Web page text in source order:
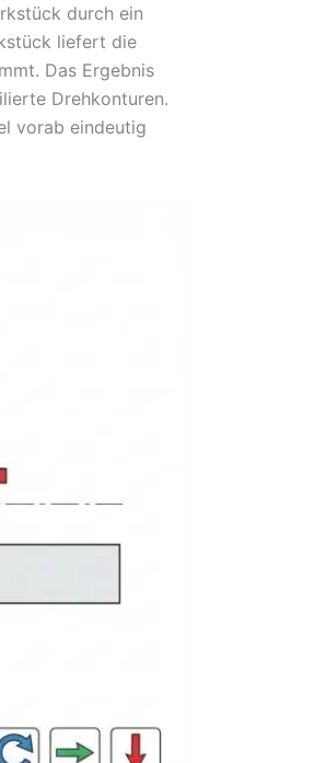
durch ein
liefert die
Das Ergebnis
Drehkonturen.
vorab eindeutig